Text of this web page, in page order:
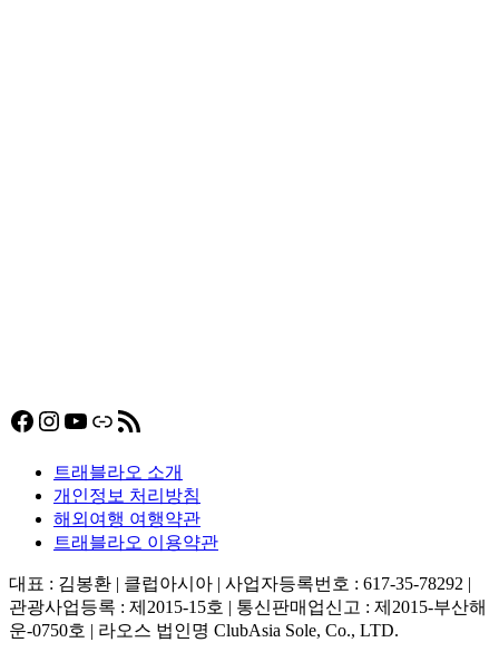
Facebook
Instagram
YouTube
링크RSS 피드
트래블라오 소개
개인정보 처리방침
해외여행 여행약관
트래블라오 이용약관
대표 : 김봉환 | 클럽아시아 | 사업자등록번호 : 617-35-78292 |
관광사업등록 : 제2015-15호 | 통신판매업신고 : 제2015-부산해
운-0750호 | 라오스 법인명 ClubAsia Sole, Co., LTD.